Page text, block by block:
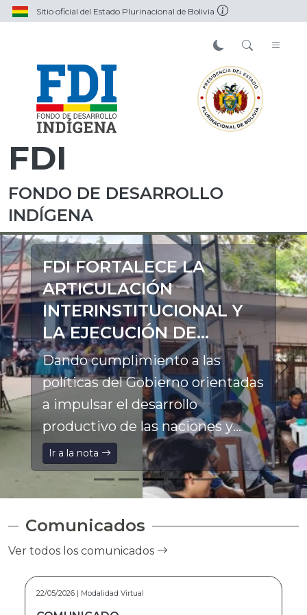
Sitio oficial del Estado Plurinacional de Bolivia
FDI
FONDO DE DESARROLLO
INDÍGENA
FDI FORTALECE LA
ARTICULACIÓN
INTERINSTITUCIONAL Y
LA EJECUCIÓN DE
PROYECTOS
PRODUCTIVOS EN LA
ASUNTA
Dando cumplimiento a las
políticas del Gobierno orientadas
a impulsar el desarrollo
productivo de las naciones y
pueblos indígena originario
campesinos, el Director General
Ejecutivo a.i. del Fondo de
Desarrollo Indígena (FDI), Franz
Pinto Marca, participó en el
Ampliado Ordinario de la
Federación Especial Única de
Trabajadores Campesinos
Ir a la nota
Comunicados
Ver todos los comunicados
15/05/2026 | Modalidad Virtual